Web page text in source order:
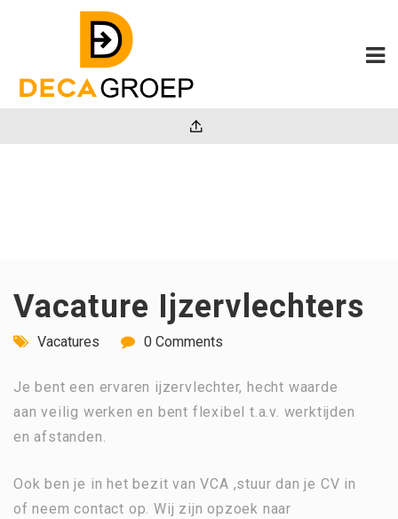
Vacature Ijzervlechters
Vacatures 0 Comments
Je bent een ervaren ijzervlechter, hecht waarde
aan veilig werken en bent flexibel t.a.v. werktijden
en afstanden.
Ook ben je in het bezit van VCA ,stuur dan je CV in
of neem contact op. Wij zijn opzoek naar